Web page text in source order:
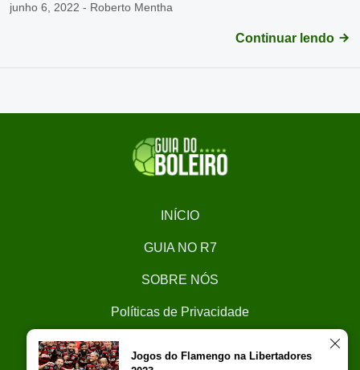
junho 6, 2022 - Roberto Mentha
Continuar lendo
INÍCIO
GUIA NO R7
SOBRE NÓS
Políticas de Privacidade
Jogos do Flamengo na Libertadores